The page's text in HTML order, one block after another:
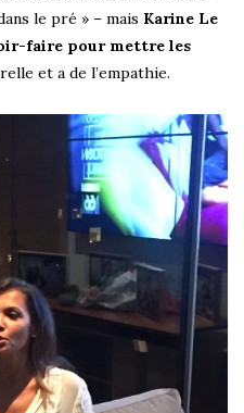
le pré » – mais Karine Le
faire pour mettre les
et a de l’empathie.